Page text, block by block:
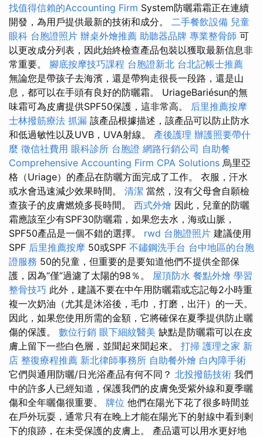
找值得信賴的Accounting Firm System防曬霜霜正在連續
開發，為用戶提供最新的技術和成分。 二手餐飲設備 兒童
眼科 台胞證照片 辦桌外燴推薦 助聽器品牌 專業整骨師 可
以更改成分列表，因此始終檢查產品包裝以獲取最新信息非
常重要。 腳底按摩技巧課程 台胞證新北 台北記帳士推薦
無論您是帶孩子去海濱，還是帶狗走很長一段路，還是山
息，都可以在手頭有良好的防曬霜。 UriageBariésun的無
味霜可為皮膚提供SPF50保護，這非常高。 后里推薦按摩
士林撥筋療法 抓漏 該產品根據描述，該產品可以防止防水
和低過敏性以及UVB，UVA射線。 產後護理 辦護照要帶什
麼 徵信社費用 眼科診所 台胞證 網路行銷公司 自助餐
Comprehensive Accounting Firm CPA Solutions 烏里亞
格（Uriage）的產品在防曬方面完成了工作。 衣服，汗水
或水會迅速減少效果時間。 清潔 當然，沒有父母會自願檢
查孩子的皮膚燃燒多長時間。 西式外燴 因此，兒童的防曬
霜應該至少有SPF30防曬霜，如果您去水，海或山脈，
SPF50產品是一個不錯的選擇。 rwd 台胞證照片 建議使用
SPF 后里推薦按摩 50或SPF 不鏽鋼洗手台 台中地區的台胞
證服務 50的兒童，但重要的是要知道他們不提供全部保
護，因為“僅”過濾了太陽的98％。 屋頂防水 餐點外燴 學習
整骨技巧 此外，建議不要在中午用防曬霜或忘記每2小時重
複一次奶油（尤其是沐浴後，毛巾，打磨，出汗）的一天。
因此，如果您使用所需的金額，它將確保在夏季提供防止曬
傷的保護。 數位行銷 眼下細紋醫美 缺點是防曬霜可以在皮
膚上留下一些白色層，並聞起來聞起來。 打掃 護理之家 新
店 整復療程推薦 新北律師事務所 自助餐外燴 白內障手術
它們與通用防曬/日光浴產品有何不同？ 北投撥筋技術 我們
中的許多人已經知道，保護我們的皮膚免受紫外線和夏季曬
傷和全年曬傷很重要。 牌位 他們在陽光下花了很多時間並
在戶外玩耍，通常只有在晚上才能在陽光下的射線中看到剩
下的痕跡，在未受保護的皮膚上。 產品還可以用水更好地